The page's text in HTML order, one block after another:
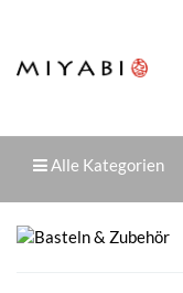
Alle Kategorien